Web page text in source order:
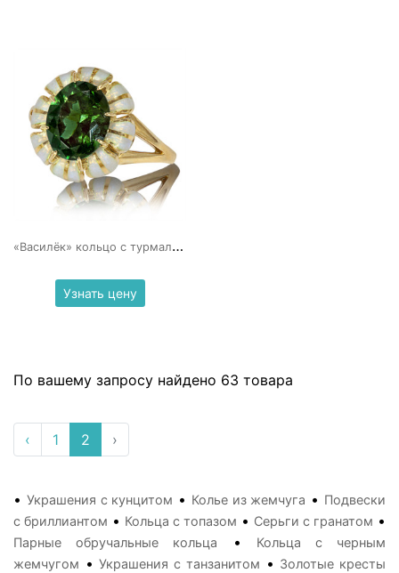
«
Василёк» кольцо с турмалином и эмалью
Узнать цену
По вашему запросу найдено 63 товара
‹ 1 2 ›
• Украшения с кунцитом • Колье из жемчуга • Подвески
с бриллиантом • Кольца с топазом • Серьги с гранатом •
Парные обручальные кольца •
Кольца с черным
жемчугом •Украшения с танзанитом • Золотые кресты